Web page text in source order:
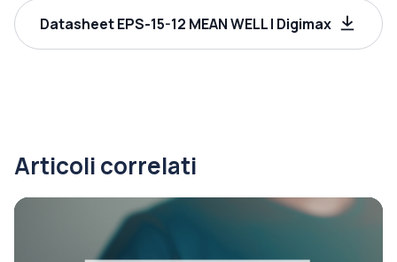
Datasheet EPS-15-12 MEAN WELL | Digimax
Articoli correlati